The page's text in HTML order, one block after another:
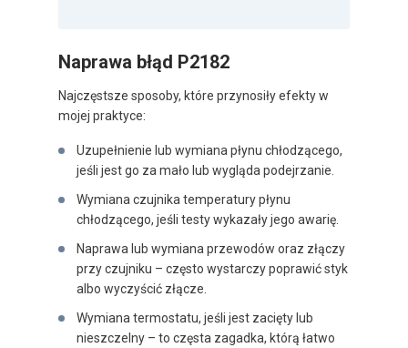
Naprawa błąd P2182
Najczęstsze sposoby, które przynosiły efekty w
mojej praktyce:
Uzupełnienie lub wymiana płynu chłodzącego,
jeśli jest go za mało lub wygląda podejrzanie.
Wymiana czujnika temperatury płynu
chłodzącego, jeśli testy wykazały jego awarię.
Naprawa lub wymiana przewodów oraz złączy
przy czujniku – często wystarczy poprawić styk
albo wyczyścić złącze.
Wymiana termostatu, jeśli jest zacięty lub
nieszczelny – to częsta zagadka, którą łatwo